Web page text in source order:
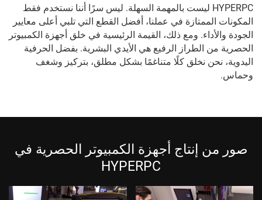
HYPERPC ليست بالمهمة السهلة. ليس سرًا أننا نستخدم فقط
المكونات الممتازة في عملنا، أفضل القطع التي تلبي أعلى معايير
الجودة والأداء. ومع ذلك، القيمة الرئيسية في خلق أجهزة الكمبيوتر
الحصرية من الطراز الرفيع هي الأيدي البشرية. بفضل الحرفية
اليدوية، نحن نخلق كلًا متناغمًا بشكل مطلق، بتركيز وشغف
وحماس.
صور من إنتاج أجهزة الكمبيوتر الحصرية في
HYPERPC